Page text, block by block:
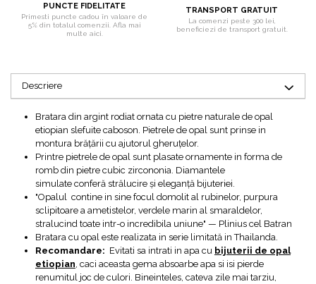
PUNCTE FIDELITATE
Primesti puncte cadou în valoare de
5% din totalul comenzii. Afla mai
multe aici.
TRANSPORT GRATUIT
La comenzi peste 300 lei,
beneficiezi de transport gratuit.
Descriere
Bratara din argint rodiat ornata cu pietre naturale de opal
etiopian slefuite caboson. Pietrele de opal sunt prinse in
montura brățării cu ajutorul gheruțelor.
Printre pietrele de opal sunt plasate ornamente in forma de
romb din pietre cubic zircononia. Diamantele
simulate conferă strălucire și eleganță bijuteriei.
"Opalul contine in sine focul domolit al rubinelor, purpura
sclipitoare a ametistelor, verdele marin al smaraldelor,
stralucind toate intr-o incredibila uniune" — Plinius cel Batran
Bratara cu opal este realizata in serie limitată in Thailanda.
Recomandare: Evitati sa intrati in apa cu bijuterii de opal
etiopian , caci aceasta gema absoarbe apa si isi pierde
renumitul joc de culori. Bineinteles, cateva zile mai tarziu,